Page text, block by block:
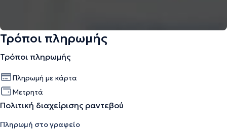
Τρόποι πληρωμής
Τρόποι πληρωμής
Πληρωμή με κάρτα
Μετρητά
Πολιτική διαχείρισης ραντεβού
Πληρωμή στο γραφείο